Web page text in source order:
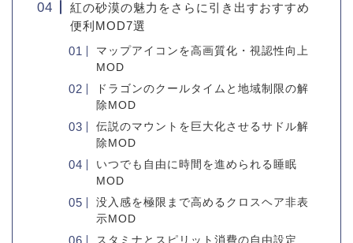
紅の砂漠の魅力をさらに引き出すおすすめ
便利MOD7選
マップアイコンを高画質化・視認性向上
MOD
ドラゴンのクールタイムと地域制限の解
除MOD
伝説のマウントを巨大化させるサドル解
除MOD
いつでも自由に時間を進められる睡眠
MOD
没入感を極限まで高めるクロスヘア非表
示MOD
スタミナとスピリット消費の自由設定